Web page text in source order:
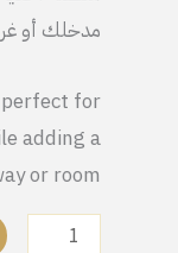
مدخلك أو
for
adding a
or room.